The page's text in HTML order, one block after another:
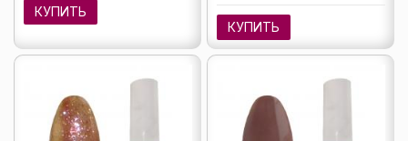
КУПИТЬ
КУПИТЬ